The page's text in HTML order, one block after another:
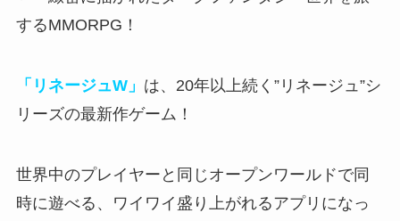
するMMORPG！
「リネージュW」 は、20年以上続く”リネージュ”シ
リーズの最新作ゲーム！
世界中のプレイヤーと同じオープンワールドで同
時に遊べる 、ワイワイ盛り上がれるアプリになっ